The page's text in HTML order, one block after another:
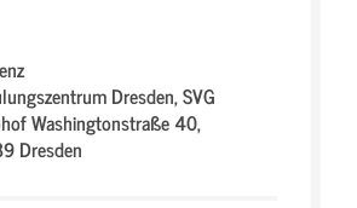
Dresden,SVG
Washingtonstraße 40,
Dresden